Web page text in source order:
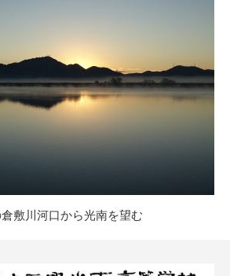
敷川河口から光南を望む